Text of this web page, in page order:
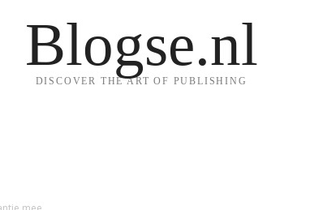
Blogse.nl
DISCOVER THE ART OF PUBLISHING